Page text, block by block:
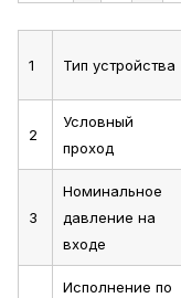
1 Тип устройства
2
Условный
проход
3
Номинальное
давление на
входе
Исполнение по